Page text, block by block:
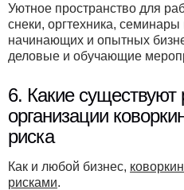
Уютное пространство для
снеки, оргтехника,
начинающих и опытных
деловые и обучающие
6. Какие существуют
организации
риска
Как и любой бизнес,
рисками.